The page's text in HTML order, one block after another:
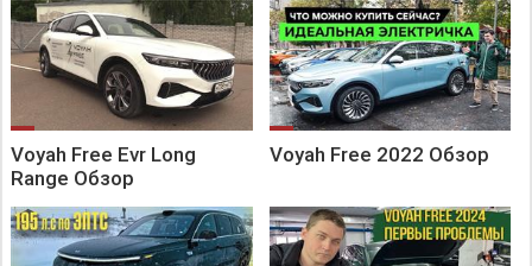
Voyah Free Evr Long
Range Обзор
Voyah Free 2022 Обзор